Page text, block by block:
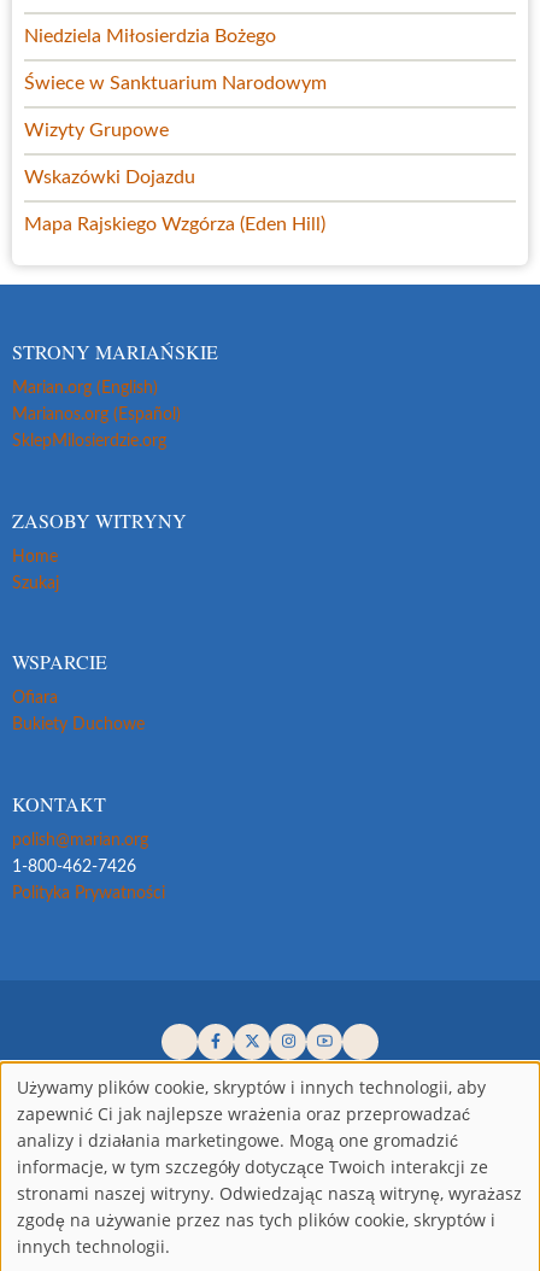
Niedziela Miłosierdzia Bożego
Świece w Sanktuarium Narodowym
Wizyty Grupowe
Wskazówki Dojazdu
Mapa Rajskiego Wzgórza (Eden Hill)
STRONY MARIAŃSKIE
Marian.org (English)
Marianos.org (Español)
SklepMilosierdzie.org
ZASOBY WITRYNY
Home
Szukaj
WSPARCIE
Ofiara
Bukiety Duchowe
KONTAKT
polish@marian.org
1-800-462-7426
Polityka Prywatności
Oficjalni Promotorzy Miłosierdzia Bożego na świecie od 1941 roku.
Prawa autorskie ©2026 Księża Marianie Niepokalanego Poczęcia
NMP.Wszelkie prawa zastrzeżone.
Zarejestrowana jako organizacja niedochodowa 501(c)(3). Składki
podlegają odliczeniu od podatku w zakresie dozwolonym przez
Wykorzystanie
danych
osobowych
Używamy plików cookie, skryptów i innych technologii, aby
zapewnić Ci jak najlepsze wrażenia oraz przeprowadzać
analizy i działania marketingowe. Mogą one gromadzić
informacje, w tym szczegóły dotyczące Twoich interakcji ze
stronami naszej witryny. Odwiedzając naszą witrynę, wyrażasz
zgodę na używanie przez nas tych plików cookie, skryptów i
innych technologii.